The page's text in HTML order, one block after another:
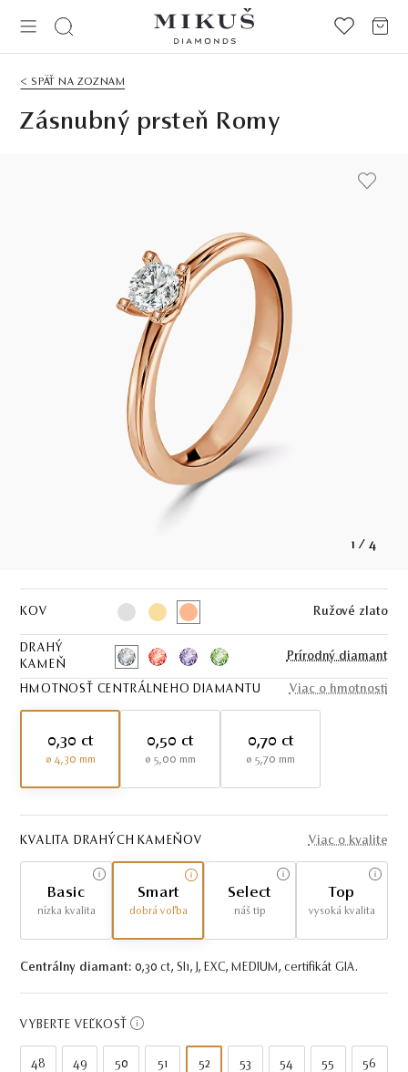
< SPÄŤ NA ZOZNAM
Zásnubný prsteň Romy
1 / 4
KOV Ružové zlato
DRAHÝ
KAMEŇ
Prírodný diamant
HMOTNOSŤ CENTRÁLNEHO DIAMANTU Viac o hmotnosti
0,30 ct
ø 4,30 mm
0,50 ct
ø 5,00 mm
0,70 ct
ø 5,70 mm
KVALITA DRAHÝCH KAMEŇOV Viac o kvalite
Basic
nízka kvalita
Smart
dobrá voľba
Select
náš tip
Top
vysoká kvalita
Centrálny diamant: 0,30 ct, SI1, J, EXC, MEDIUM, certifikát GIA.
VYBERTE VEĽKOSŤ
48 49 50 51 52 53 54 55 56